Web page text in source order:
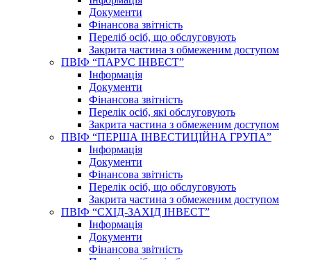
Документи
Фінансова звітність
Переліб осіб, що обслуговують
Закрита частина з обмеженим доступом
ПВІФ “ПАРУС ІНВЕСТ”
Інформація
Документи
Фінансова звітність
Перелік осіб, які обслуговують
Закрита частина з обмеженим доступом
ПВІФ “ПЕРША ІНВЕСТИЦІЙНА ГРУПА”
Інформація
Документи
Фінансова звітність
Перелік осіб, що обслуговують
Закрита частина з обмеженим доступом
ПВІФ “СХІД-ЗАХІД ІНВЕСТ”
Інформація
Документи
Фінансова звітність